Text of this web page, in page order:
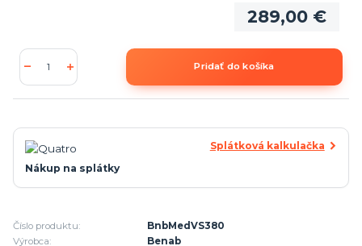
289,00 €
Pridať do košíka
Splátková kalkulačka
Nákup na splátky
Číslo produktu:
BnbMedVS380
Výrobca:
Benab